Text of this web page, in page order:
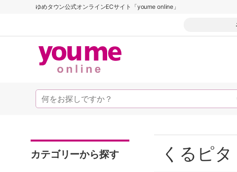
ゆめタウン公式オンラインECサイト「youme online」
カテゴリーから探す くるピタ